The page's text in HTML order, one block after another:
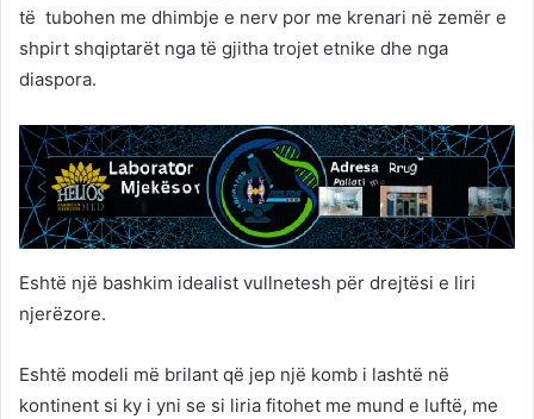
të tubohen me dhimbje e nerv por me krenari në zemër e
shpirt shqiptarët nga të gjitha trojet etnike dhe nga
diaspora.
Eshtë një bashkim idealist vullnetesh për drejtësi e liri
njerëzore.
Eshtë modeli më brilant që jep një komb i lashtë në
kontinent si ky i yni se si liria fitohet me mund e luftë, me